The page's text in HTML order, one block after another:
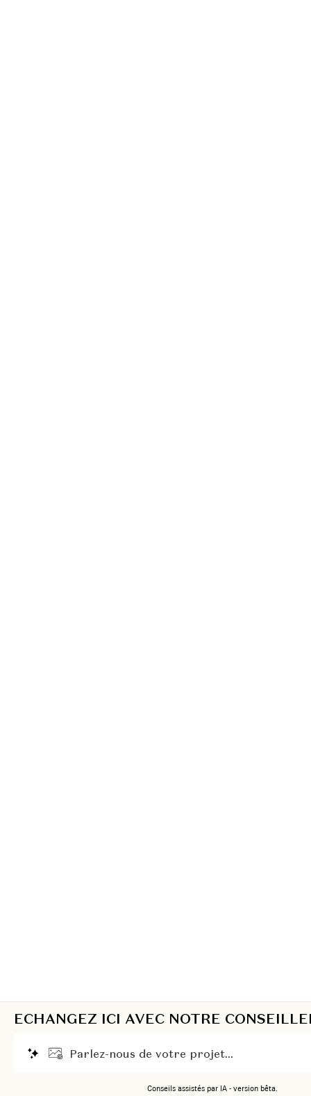
ECHANGEZ ICI AVEC NOTRE
Parlez-nous de votre projet...
Conseils assistés par IA - version bêta.